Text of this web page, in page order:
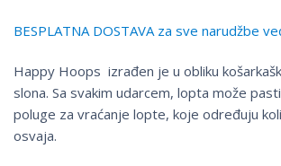
BESPLATNA DOSTAVA za sve narudžbe
Happy Hoops izrađen je u obliku
slona. Sa svakim udarcem, lopta može
poluge za vraćanje lopte, koje određuju
osvaja.